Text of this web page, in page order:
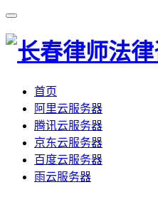
首页
阿里云服务器
腾讯云服务器
京东云服务器
百度云服务器
雨云服务器